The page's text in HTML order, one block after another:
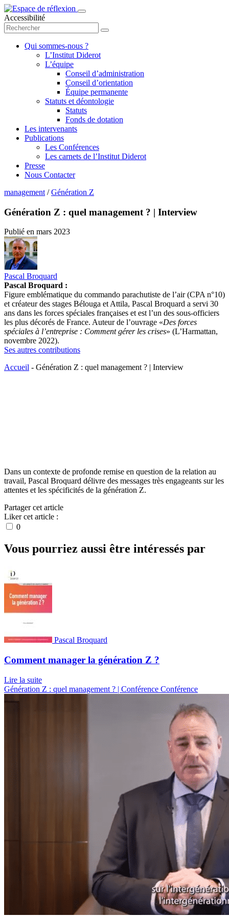
Accessibilité
Qui sommes-nous ?
L’Institut Diderot
L’équipe
Conseil d’administration
Conseil d’orientation
Équipe permanente
Statuts et déontologie
Statuts
Fonds de dotation
Les intervenants
Publications
Les Conférences
Les carnets de l’Institut Diderot
Presse
Nous Contacter
management /Génération Z
Génération Z : quel management ? | Interview
Publié en mars 2023
Pascal Broquard
Pascal Broquard :
Figure emblématique du commando parachutiste de l’air (CPA n°10)
et créateur des stages Bélouga et Attila, Pascal Broquard a servi 30
ans dans les forces spéciales françaises et est l’un des sous-officiers
les plus décorés de France. Auteur de l’ouvrage «Des forces
spéciales à l’entreprise : Comment gérer les crises» (L’Harmattan,
novembre 2022).
Ses autres contributions
Accueil - Génération Z : quel management ? | Interview
Dans un contexte de profonde remise en question de la relation au
travail, Pascal Broquard délivre des messages très engageants sur les
attentes et les spécificités de la génération Z.
Partager cet article
Liker cet article :
0
Vous pourriez aussi être intéressés par
Pascal Broquard
Comment manager la génération Z ?
Lire la suite
Génération Z : quel management ? | Conférence Conférence